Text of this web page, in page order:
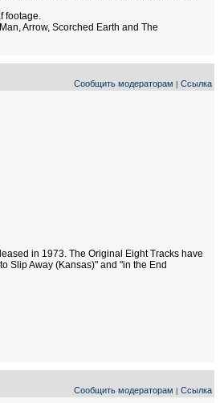
footage.
Arrow, Scorched Earth and The
Сообщить модераторам | Ссылка
in 1973. The Original Eight Tracks have
Slip Away (Kansas)" and "in the End
Сообщить модераторам | Ссылка